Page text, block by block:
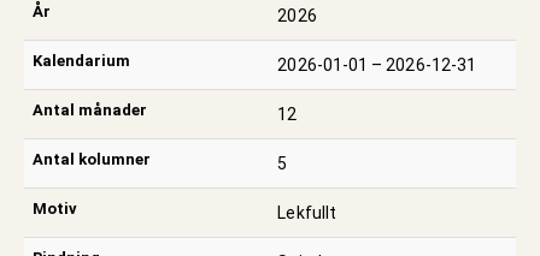
År 2026
Kalendarium 2026-01-01 – 2026-12-31
Antal månader 12
Antal kolumner 5
Motiv Lekfullt